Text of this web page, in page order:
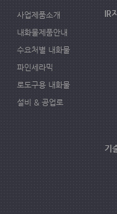
사업제품소개
내화물제품안내
수요처별 내화물
파인세라믹
로도구용 내화물
설비 & 공업로
IR
기